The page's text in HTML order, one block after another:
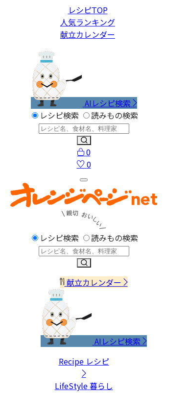
レシピTOP
人気ランキング
献立カレンダー
AIレシピ検索
レシピ検索
読みもの検索
0
0
レシピ検索 読みもの検索
献立カレンダー
AIレシピ検索
Recipe レシピ
LifeStyle暮らし